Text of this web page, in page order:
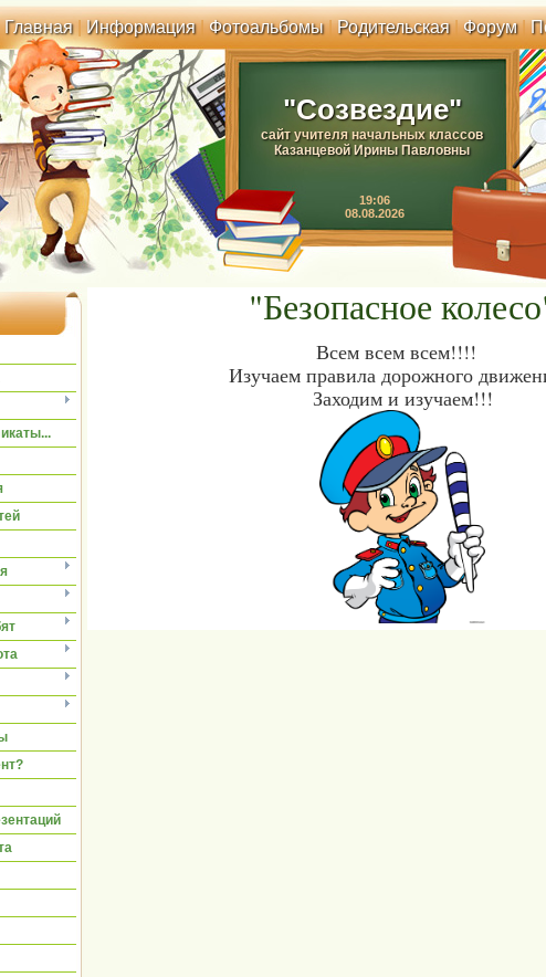
Главная| Информация|Фотоальбомы|Родительская|Форум |
"Созвездие"
сайт учителя начальных классов
Казанцевой Ирины Павловны
19:06
08.08.2026
"Безопасное
Всем всем всем!!!!
Изучаем правила дорожного
Заходим и изучаем!!!